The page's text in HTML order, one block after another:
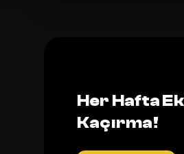
Her Hafta
Kaçırma!